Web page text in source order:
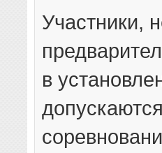
Участники,
в